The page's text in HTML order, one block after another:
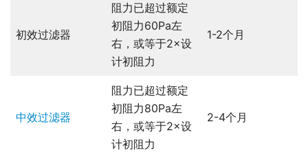
初效过滤器
阻力已超过额定
初阻力60Pa左
右，或等于2×设
计初阻力
1-2个月
中效过滤器
阻力已超过额定
初阻力80Pa左
右，或等于2×设
计初阻力
2-4个月